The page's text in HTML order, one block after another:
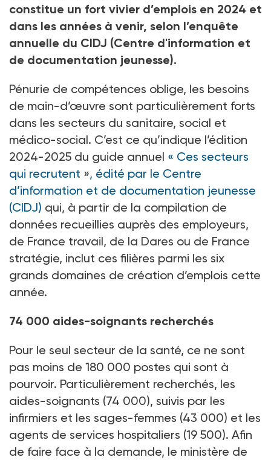
constitue un fort vivier d’emplois en 2024 et
dans les années à venir, selon l’enquête
annuelle du CIDJ (Centre d'information et
de documentation jeunesse).
Pénurie de compétences oblige, les besoins
de main-d’œuvre sont particulièrement forts
dans les secteurs du sanitaire, social et
médico-social. C’est ce qu’indique l’édition
2024-2025 du guide annuel « Ces secteurs
qui recrutent », édité par le Centre
d’information et de documentation jeunesse
(CIDJ) qui, à partir de la compilation de
données recueillies auprès des employeurs,
de France travail, de la Dares ou de France
stratégie, inclut ces filières parmi les six
grands domaines de création d’emplois cette
année.
74 000 aides-soignants recherchés
Pour le seul secteur de la santé, ce ne sont
pas moins de 180 000 postes qui sont à
pourvoir. Particulièrement recherchés, les
aides-soignants (74 000), suivis par les
infirmiers et les sages-femmes (43 000) et les
agents de services hospitaliers (19 500). Afin
de faire face à la demande, le ministère de